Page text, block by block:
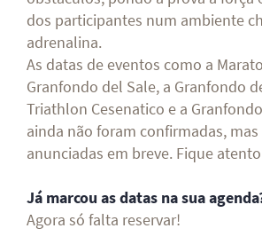
dos participantes num ambiente
adrenalina.
As datas de eventos como a
Granfondo del Sale, a Granfondo
Triathlon Cesenatico e a
ainda não foram confirmadas, mas
anunciadas em breve. Fique
Já marcou as datas na sua
Agora só falta reservar!